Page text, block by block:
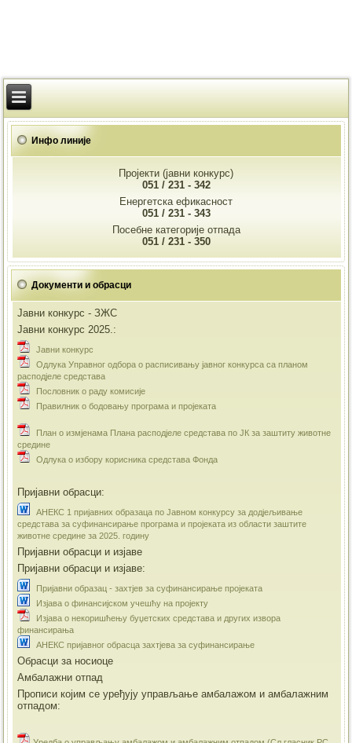
Инфо линије
Пројекти (јавни конкурс)
051 / 231 - 342
Енергетска ефикасност
051 / 231 - 343
Посебне категорије отпада
051 / 231 - 350
Документи и обрасци
Јавни конкурс - ЗЖС
Јавни конкурс 2025.:
Jавни конкурс
Одлука Управног одбора о расписивању јавног конкурса са планом
расподјеле средстава
Пословник о раду комисије
Правилник о бодовању програма и пројеката
План о измјенама Плана расподјеле средстава по ЈК за заштиту животне
средине
Одлука о избору корисника средстава Фонда
Пријавни обрасци:
АНЕКС 1 пријавних образаца по Јавном конкурсу за додјељивање
средстава за суфинансирање програма и пројеката из области заштите
животне средине за 2025. годину
Пријавни обрасци и изјаве
Пријавни обрасци и изјаве:
Пријавни образац - захтјев за суфинансирање пројеката
Изјава о финансијском учешћу на пројекту
Изјава о некоришћењу буџетских средстава и других извора
финансирања
АНЕКС пријавног обрасца захтјева за суфинансирање
Обрасци за носиоце
Амбалажни отпад
Прописи којим се уређују управљање амбалажом и амбалажним
отпадом: